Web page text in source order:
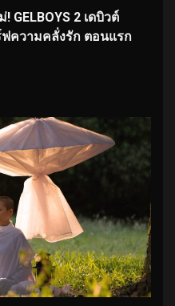
GELBOYS 2 เดบิวต์
ฟความคลั่งรัก ตอนแรก